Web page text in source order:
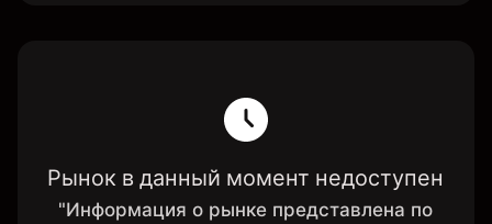
Рынок в данный момент недоступен
"Информация о рынке представлена по